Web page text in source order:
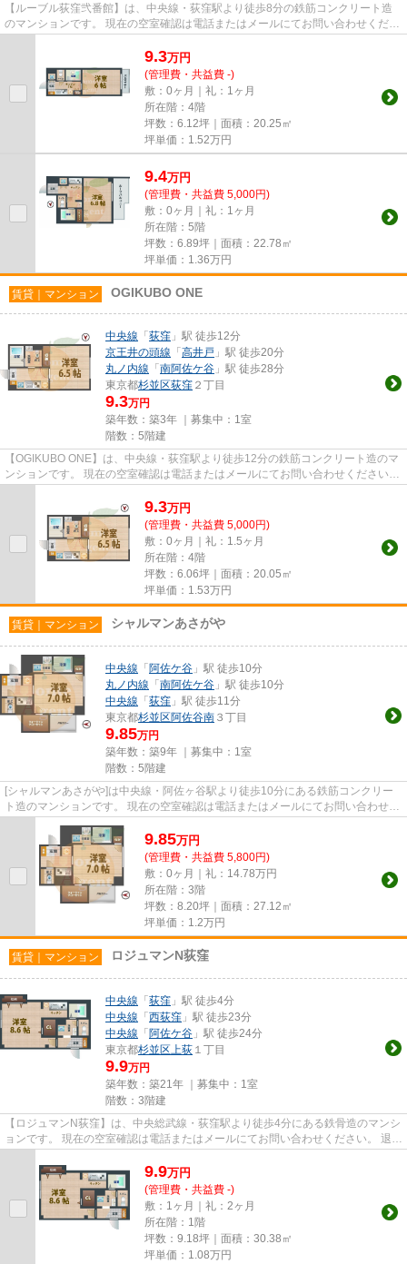
【ルーブル荻窪弐番館】は、中央線・荻窪駅より徒歩8分の鉄筋コンクリート造
のマンションです。 現在の空室確認は電話またはメールにてお問い合わせくださ
9.3万円
(管理費・共益費 -)
敷：0ヶ月｜礼：1ヶ月
所在階：4階
坪数：6.12坪｜面積：20.25㎡
坪単価： 1.52万円
9.4万円
(管理費・共益費 5,000円)
敷：0ヶ月｜礼：1ヶ月
所在階：5階
坪数：6.89坪｜面積：22.78㎡
坪単価： 1.36万円
賃貸｜マンション OGIKUBO ONE
中央線 「 荻窪 」駅 徒歩12分
京王井の頭線 「 高井戸 」駅 徒歩20分
丸ノ内線 「 南阿佐ケ谷 」駅 徒歩28分
東京都杉並区荻窪 ２丁目
9.3万円
築年数：築3年 ｜募集中： 1室
階数：5階建
【OGIKUBO ONE】は、中央線・荻窪駅より徒歩12分の鉄筋コンクリート造のマ
ンションです。 現在の空室確認は電話またはメールにてお問い合わせください。
9.3万円
(管理費・共益費 5,000円)
敷：0ヶ月｜礼：1.5ヶ月
所在階：4階
坪数：6.06坪｜面積：20.05㎡
坪単価： 1.53万円
賃貸｜マンション シャルマンあさがや
中央線 「 阿佐ケ谷 」駅 徒歩10分
丸ノ内線 「 南阿佐ケ谷 」駅 徒歩10分
中央線 「 荻窪 」駅 徒歩11分
東京都杉並区阿佐谷南 ３丁目
9.85万円
築年数：築9年 ｜募集中： 1室
階数：5階建
[シャルマンあさがや]は中央線・阿佐ヶ谷駅より徒歩10分にある鉄筋コンクリー
ト造のマンションです。 現在の空室確認は電話またはメールにてお問い合わせく
9.85万円
(管理費・共益費 5,800円)
敷：0ヶ月｜礼：14.78万円
所在階：3階
坪数：8.20坪｜面積：27.12㎡
坪単価： 1.2万円
賃貸｜マンション ロジュマンN荻窪
中央線 「 荻窪 」駅 徒歩4分
中央線 「 西荻窪 」駅 徒歩23分
中央線 「 阿佐ケ谷 」駅 徒歩24分
東京都杉並区上荻 １丁目
9.9万円
築年数：築21年 ｜募集中： 1室
階数：3階建
【ロジュマンN荻窪】は、中央総武線・荻窪駅より徒歩4分にある鉄骨造のマンシ
ョンです。 現在の空室確認は電話またはメールにてお問い合わせください。 退去
9.9万円
(管理費・共益費 -)
敷：1ヶ月｜礼：2ヶ月
所在階：1階
坪数：9.18坪｜面積：30.38㎡
坪単価： 1.08万円